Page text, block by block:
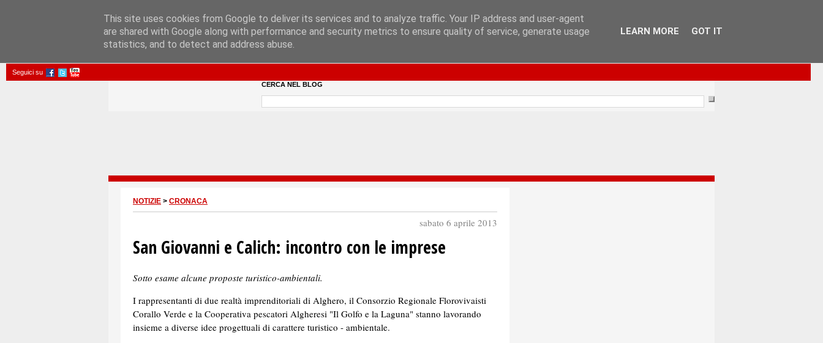
Seguici su
CERCA NEL BLOG
NOTIZIE > CRONACA
sabato 6 aprile 2013
San Giovanni e Calich: incontro con le imprese
Sotto esame alcune proposte turistico-ambientali.
I rappresentanti di due realtà imprenditoriali di Alghero, il Consorzio Regionale Florovivaisti
Corallo Verde e la Cooperativa pescatori Algheresi "Il Golfo e la Laguna" stanno lavorando
insieme a diverse idee progettuali di carattere turistico - ambientale.
This site uses cookies from Google to deliver its services and to analyze traffic. Your IP address and user-agent
are shared with Google along with performance and security metrics to ensure quality of service, generate usage
statistics, and to detect and address abuse.
LEARN MORE GOT IT